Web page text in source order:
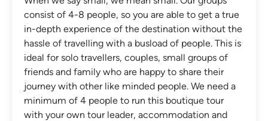
consist of 4-8 people, so you are able to get a true
in-depth experience of the destination without the
hassle of travelling with a busload of people. This is
ideal for solo travellers, couples, small groups of
friends and family who are happy to share their
journey with other like minded people. We need a
minimum of 4 people to run this boutique tour
with your own tour leader, accommodation and